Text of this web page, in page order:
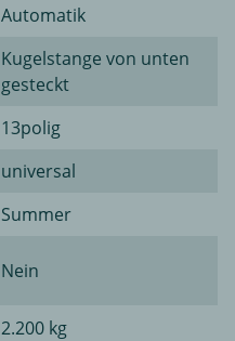
Automatik
Kugelstange von unten
gesteckt
13polig
universal
Summer
Nein
2.200 kg